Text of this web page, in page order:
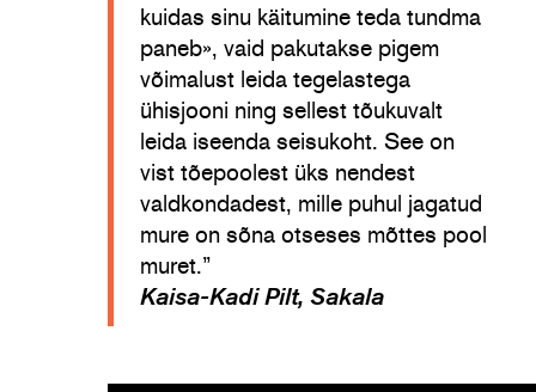
kuidas sinu käitumine teda tundma
paneb», vaid pakutakse pigem
võimalust leida tegelastega
ühisjooni ning sellest tõukuvalt
leida iseenda seisukoht. See on
vist tõepoolest üks nendest
valdkondadest, mille puhul jagatud
mure on sõna otseses mõttes pool
muret.”
Kaisa-Kadi Pilt, Sakala